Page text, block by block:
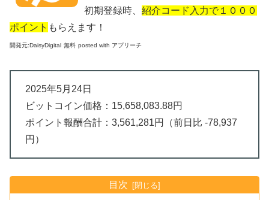
初期登録時、 紹介コード入力で１０００
ポイント もらえます！
開発元:DaisyDigital 無料 posted with アプリーチ
2025年5月24日
ビットコイン価格：15,658,083.88円
ポイント報酬合計：3,561,281円（前日比 -78,937
円）
目次